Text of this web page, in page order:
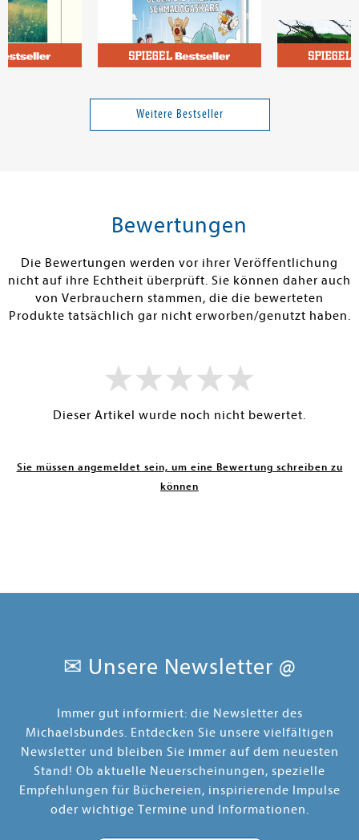
Gegen die Wildnis
Schmadagaskars
Warenkorb
Weitere Bestseller
Bewertungen
Die Bewertungen werden vor ihrer Veröffentlichung
nicht auf ihre Echtheit überprüft. Sie können daher auch
von Verbrauchern stammen, die die bewerteten
Produkte tatsächlich gar nicht erworben/genutzt haben.
Dieser Artikel wurde noch nicht bewertet.
Sie müssen angemeldet sein, um eine Bewertung schreiben zu
können
✉ Unsere Newsletter @
Immer gut informiert: die Newsletter des
Michaelsbundes. Entdecken Sie unsere vielfältigen
Newsletter und bleiben Sie immer auf dem neuesten
Stand! Ob aktuelle Neuerscheinungen, spezielle
Empfehlungen für Büchereien, inspirierende Impulse
oder wichtige Termine und Informationen.